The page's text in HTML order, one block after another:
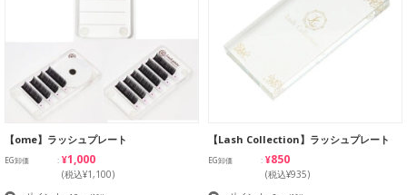
【ome】ラッシュプレート
EG卸価 ¥1,000
(税込¥1,100)
【Lash Collection】ラッシュプレート
EG卸価 ¥850
(税込¥935)